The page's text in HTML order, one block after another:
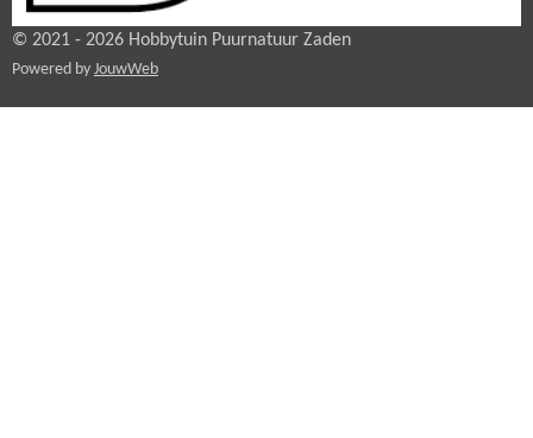
© 2021 - 2026 Hobbytuin Puurnatuur Zaden
Powered by JouwWeb